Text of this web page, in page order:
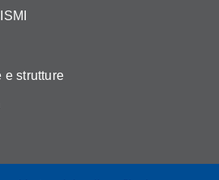
e strutture